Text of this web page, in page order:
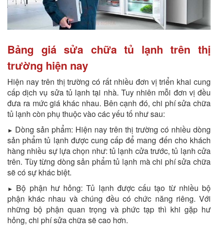
Bảng giá sửa chữa tủ lạnh trên thị
trường hiện nay
Hiện nay trên thị trường có rất nhiều đơn vị triển khai cung
cấp dịch vụ sửa tủ lạnh tại nhà. Tuy nhiên mỗi đơn vị đều
đưa ra mức giá khác nhau. Bên cạnh đó, chi phí sửa chữa
tủ lạnh còn phụ thuộc vào các yếu tố như sau:
► Dòng sản phẩm: Hiện nay trên thị trường có nhiều dòng
sản phẩm tủ lạnh được cung cấp để mang đến cho khách
hàng nhiều sự lựa chọn như: tủ lạnh cửa trước, tủ lạnh cửa
trên. Tùy từng dòng sản phẩm tủ lạnh mà chi phí sửa chữa
sẽ có sự khác biệt.
► Bộ phận hư hỏng: Tủ lạnh được cấu tạo từ nhiều bộ
phận khác nhau và chúng đều có chức năng riêng. Với
những bộ phận quan trọng và phức tạp thì khi gặp hư
hỏng, chi phí sửa chữa sẽ cao hơn.